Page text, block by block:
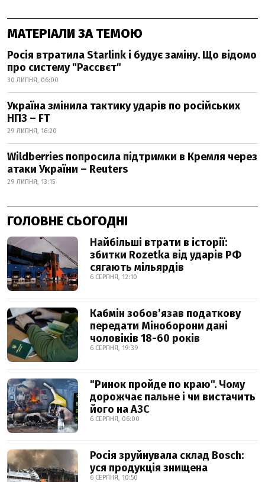
МАТЕРІАЛИ ЗА ТЕМОЮ
Росія втратила Starlink і будує заміну. Що відомо
про систему "Рассвєт"
30 ЛИПНЯ, 06:00
Україна змінила тактику ударів по російських
НПЗ – FT
29 ЛИПНЯ, 16:20
Wildberries попросила підтримки в Кремля через
атаки України – Reuters
29 ЛИПНЯ, 13:15
ГОЛОВНЕ СЬОГОДНІ
Найбільші втрати в історії:
збитки Rozetka від ударів РФ
сягають мільярдів
6 СЕРПНЯ, 12:10
Кабмін зобовʼязав податкову
передати Міноборони дані
чоловіків 18-60 років
6 СЕРПНЯ, 19:39
"Ринок пройде по краю". Чому
дорожчає пальне і чи вистачить
його на АЗС
6 СЕРПНЯ, 06:00
Росія зруйнувала склад Bosch:
уся продукція знищена
6 СЕРПНЯ, 10:50